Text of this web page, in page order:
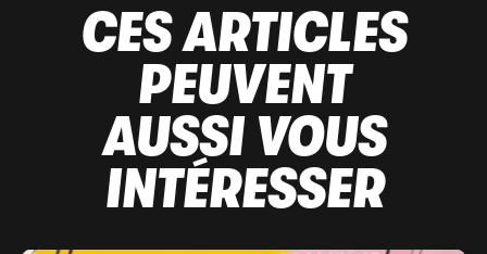
CES ARTICLES
PEUVENT
AUSSI VOUS
INTÉRESSER